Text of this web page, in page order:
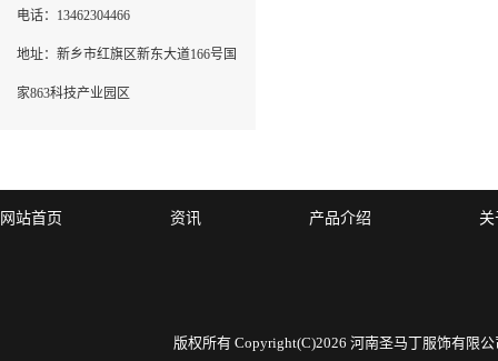
电话：13462304466
地址：新乡市红旗区新东大道166号国
家863科技产业园区
网站首页 资讯 产品介绍
版权所有 Copyright(C)2026 河南圣马丁服饰有限